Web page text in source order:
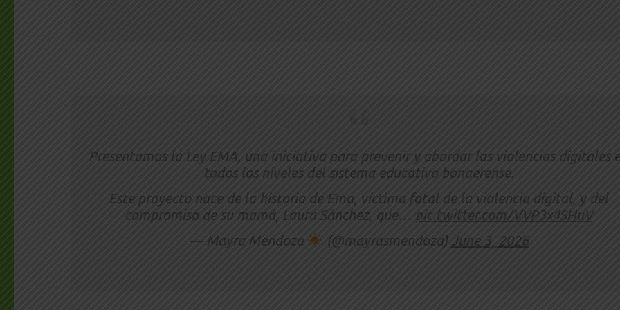
Presentamos la Ley EMA, una iniciativa para prevenir y abordar las violencias digitales
todos los niveles del sistema educativo bonaerense.
Este proyecto nace de la historia de Ema, víctima fatal de la violencia digital, y del
compromiso de su mamá, Laura Sánchez, que… pic.twitter.com/VVP3x4SHuV
— Mayra Mendoza
(@mayrasmendoza) June 3, 2026